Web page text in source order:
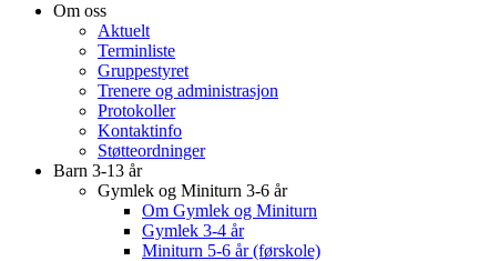
Om oss
Aktuelt
Terminliste
Gruppestyret
Trenere og administrasjon
Protokoller
Kontaktinfo
Støtteordninger
Barn 3-13 år
Gymlek og Miniturn 3-6 år
Om Gymlek og Miniturn
Gymlek 3-4 år
Miniturn 5-6 år (førskole)